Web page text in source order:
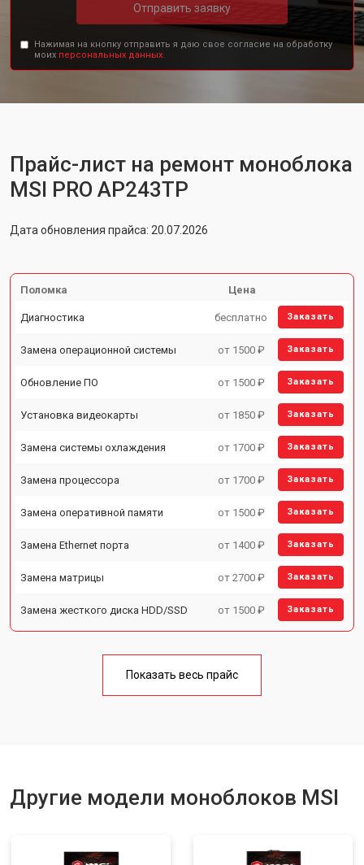
Отправить заявку
Нажимая на кнопку отправить я даю свое согласие на обработку
моих персональных данных.
Прайс-лист на ремонт моноблока
MSI PRO AP243TP
Дата обновления прайса: 20.07.2026
Поломка Цена
Диагностика бесплатно Заказать
Замена операционной системы от 1500 ₽ Заказать
Обновление ПО от 1500 ₽ Заказать
Установка видеокарты от 1850 ₽ Заказать
Замена системы охлаждения от 1700 ₽ Заказать
Замена процессора от 1700 ₽ Заказать
Замена оперативной памяти от 1500 ₽ Заказать
Замена Ethernet порта от 1400 ₽ Заказать
Замена матрицы от 2700 ₽ Заказать
Замена жесткого диска HDD/SSD от 1500 ₽ Заказать
Показать весь прайс
Другие модели моноблоков MSI